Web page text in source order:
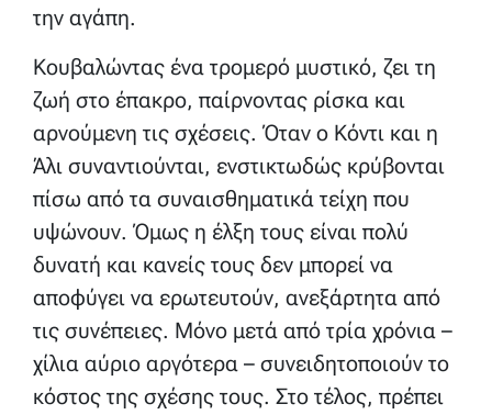
την αγάπη.
Κουβαλώντας ένα τρομερό μυστικό, ζει τη
ζωή στο έπακρο, παίρνοντας ρίσκα και
αρνούμενη τις σχέσεις. Όταν ο Κόντι και η
Άλι συναντιούνται, ενστικτωδώς κρύβονται
πίσω από τα συναισθηματικά τείχη που
υψώνουν. Όμως η έλξη τους είναι πολύ
δυνατή και κανείς τους δεν μπορεί να
αποφύγει να ερωτευτούν, ανεξάρτητα από
τις συνέπειες. Μόνο μετά από τρία χρόνια –
χίλια αύριο αργότερα – συνειδητοποιούν το
κόστος της σχέσης τους. Στο τέλος, πρέπει